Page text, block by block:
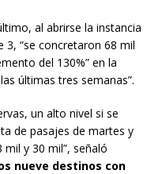
al abrirse la instancia
3, “se concretaron 68 mil
del 130%” en la
últimas tres semanas”.
un alto nivel si se
de pasajes de martes y
y 30 mil”, señaló
nueve destinos con